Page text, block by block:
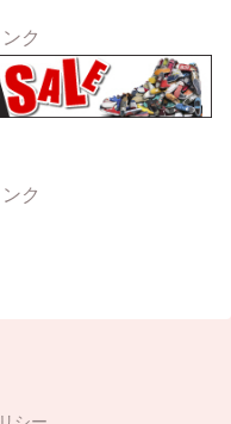
ク
ク